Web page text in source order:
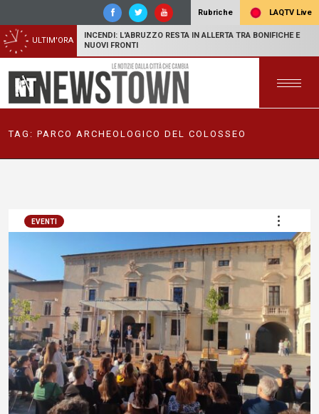
Rubriche LAQTV Live
ULTIM'ORA
INCENDI: L'ABRUZZO RESTA IN ALLERTA TRA BONIFICHE E
NUOVI FRONTI
TAG: PARCO ARCHEOLOGICO DEL COLOSSEO
EVENTI